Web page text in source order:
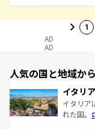
1
AD
AD
人気の国と地域か
イタリア
イタリア
れた国。